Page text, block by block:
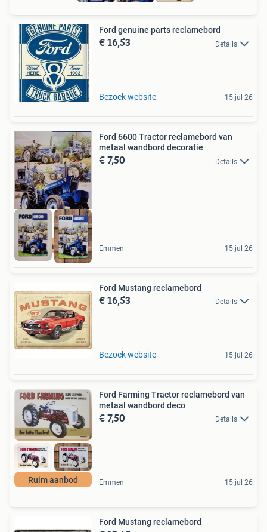
Ford genuine parts reclamebord
€ 16,53 Details
Bezoek website 15 jul 26
Ruim aanbod
Ford 6600 Tractor reclamebord van
metaal wandbord decoratie
€ 7,50 Details
Emmen 15 jul 26
Ford Mustang reclamebord
€ 16,53 Details
Bezoek website 15 jul 26
Ruim aanbod
Ford Farming Tractor reclamebord van
metaal wandbord deco
€ 7,50 Details
Emmen 15 jul 26
Ford Mustang reclamebord